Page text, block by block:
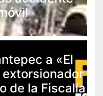
a «El
de la Fiscalía